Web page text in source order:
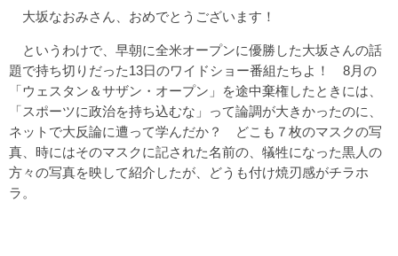
大坂なおみさん、おめでとうございます！
というわけで、早朝に全米オープンに優勝した大坂さんの話
題で持ち切りだった13日のワイドショー番組たちよ！ 8月の
「ウェスタン＆サザン・オープン」を途中棄権したときには、
「スポーツに政治を持ち込むな」って論調が大きかったのに、
ネットで大反論に遭って学んだか？ どこも７枚のマスクの写
真、時にはそのマスクに記された名前の、犠牲になった黒人の
方々の写真を映して紹介したが、どうも付け焼刃感がチラホ
ラ。